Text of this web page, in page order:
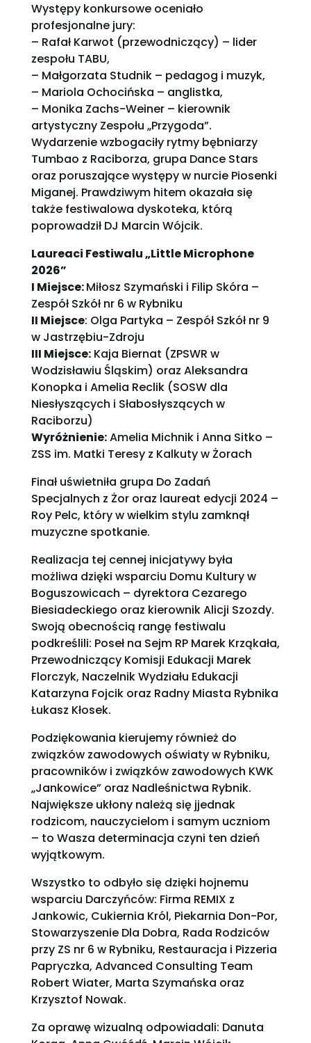
Występy konkursowe oceniało
profesjonalne jury:
– Rafał Karwot (przewodniczący) – lider
zespołu TABU,
– Małgorzata Studnik – pedagog i muzyk,
– Mariola Ochocińska – anglistka,
– Monika Zachs-Weiner – kierownik
artystyczny Zespołu „Przygoda”.
Wydarzenie wzbogaciły rytmy bębniarzy
Tumbao z Raciborza, grupa Dance Stars
oraz poruszające występy w nurcie Piosenki
Miganej. Prawdziwym hitem okazała się
także festiwalowa dyskoteka, którą
poprowadził DJ Marcin Wójcik.
Laureaci Festiwalu „Little Microphone
2026”
I Miejsce:Miłosz Szymański i Filip Skóra –
Zespół Szkół nr 6 w Rybniku
II Miejsce: Olga Partyka – Zespół Szkół nr 9
w Jastrzębiu-Zdroju
III Miejsce:Kaja Biernat (ZPSWR w
Wodzisławiu Śląskim) oraz Aleksandra
Konopka i Amelia Reclik (SOSW dla
Niesłyszących i Słabosłyszących w
Raciborzu)
Wyróżnienie:Amelia Michnik i Anna Sitko –
ZSS im. Matki Teresy z Kalkuty w Żorach
Finał uświetniła grupa Do Zadań
Specjalnych z Żor oraz laureat edycji 2024 –
Roy Pelc, który w wielkim stylu zamknął
muzyczne spotkanie.
Realizacja tej cennej inicjatywy była
możliwa dzięki wsparciu Domu Kultury w
Boguszowicach – dyrektora Cezarego
Biesiadeckiego oraz kierownik Alicji Szozdy.
Swoją obecnością rangę festiwalu
podkreślili: Poseł na Sejm RP Marek Krząkała,
Przewodniczący Komisji Edukacji Marek
Florczyk, Naczelnik Wydziału Edukacji
Katarzyna Fojcik oraz Radny Miasta Rybnika
Łukasz Kłosek.
Podziękowania kierujemy również do
związków zawodowych oświaty w Rybniku,
pracowników i związków zawodowych KWK
„Jankowice” oraz Nadleśnictwa Rybnik.
Największe ukłony należą się jjednak
rodzicom, nauczycielom i samym uczniom
– to Wasza determinacja czyni ten dzień
wyjątkowym.
Wszystko to odbyło się dzięki hojnemu
wsparciu Darczyńców: Firma REMIX z
Jankowic, Cukiernia Król, Piekarnia Don-Por,
Stowarzyszenie Dla Dobra, Rada Rodziców
przy ZS nr 6 w Rybniku, Restauracja i Pizzeria
Papryczka, Advanced Consulting Team
Robert Wiater, Marta Szymańska oraz
Krzysztof Nowak.
Za oprawę wizualną odpowiadali: Danuta